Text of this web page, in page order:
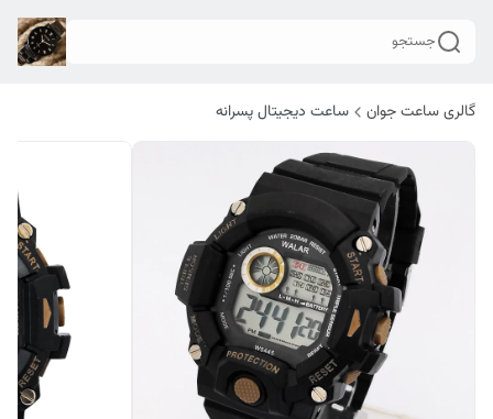
جستجو
گالری ساعت جوان ساعت دیجیتال پسرانه